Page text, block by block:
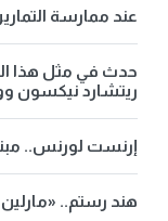
عند ممارسة
ريتشارد نيكسون
إرنست لورنس..
هند رستم..